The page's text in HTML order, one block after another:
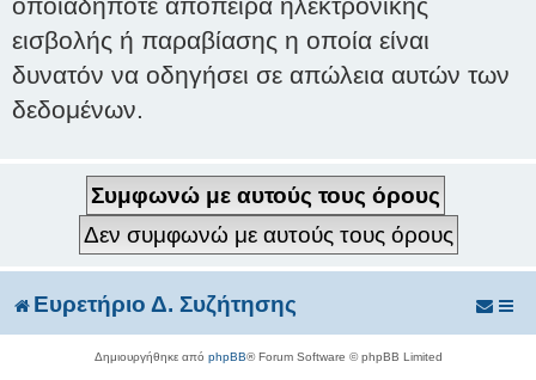
οποιαδήποτε απόπειρα ηλεκτρονικής
εισβολής ή παραβίασης η οποία είναι
δυνατόν να οδηγήσει σε απώλεια αυτών των
δεδομένων.
Ευρετήριο Δ. Συζήτησης
Δημιουργήθηκε από phpBB® Forum Software © phpBB Limited